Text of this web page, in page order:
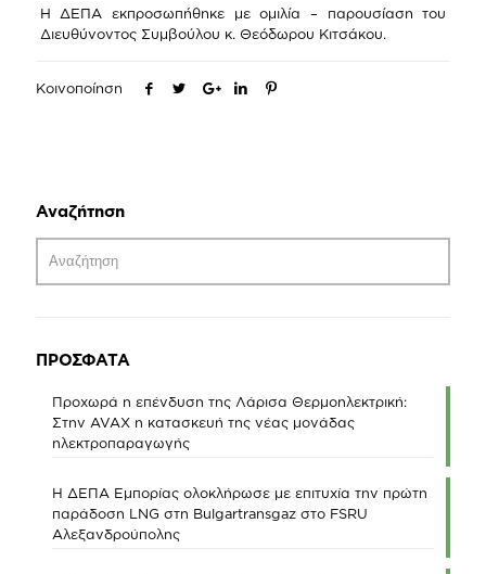
Η ΔΕΠΑ εκπροσωπήθηκε με ομιλία – παρουσίαση του
Διευθύνοντος Συμβούλου κ. Θεόδωρου Κιτσάκου.
Κοινοποίηση
Αναζήτηση
ΠΡΟΣΦΑΤΑ
Προχωρά η επένδυση της Λάρισα Θερμοηλεκτρική:
Στην AVAX η κατασκευή της νέας μονάδας
ηλεκτροπαραγωγής
Η ΔΕΠΑ Εμπορίας ολοκλήρωσε με επιτυχία την πρώτη
παράδοση LNG στη Bulgartransgaz στο FSRU
Αλεξανδρούπολης